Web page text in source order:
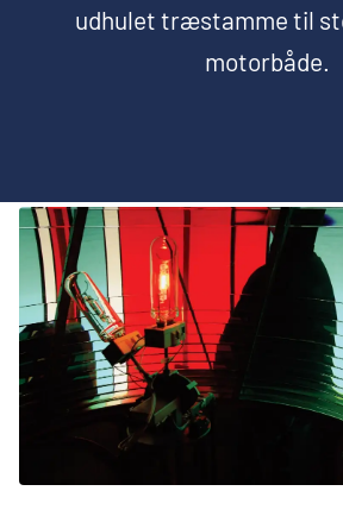
udhulet træstamme til
motorbåde.